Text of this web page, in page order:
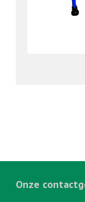
Onze